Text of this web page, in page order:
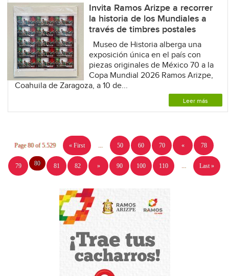
Invita Ramos Arizpe a recorrer
la historia de los Mundiales a
través de timbres postales
Museo de Historia alberga una
exposición única en el país con
piezas originales de México 70 a la
Copa Mundial 2026 Ramos Arizpe,
Coahuila de Zaragoza, a 10 de...
Leer más
Page 80 of 5.529 « First 50 60 70 « 78
79 80 81 82 » 90 100 110 Last »